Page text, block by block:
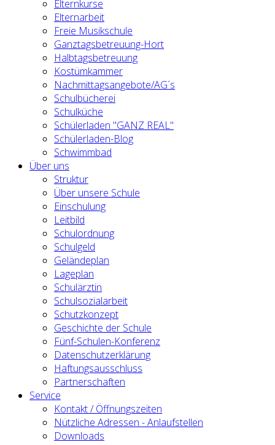
Elternkurse
Elternarbeit
Freie Musikschule
Ganztagsbetreuung-Hort
Halbtagsbetreuung
Kostümkammer
Nachmittagsangebote/AG´s
Schulbücherei
Schulküche
Schülerladen "GANZ REAL"
Schülerladen-Blog
Schwimmbad
Über uns
Struktur
Über unsere Schule
Einschulung
Leitbild
Schulordnung
Schulgeld
Geländeplan
Lageplan
Schulärztin
Schulsozialarbeit
Schutzkonzept
Geschichte der Schule
Fünf-Schulen-Konferenz
Datenschutzerklärung
Haftungsausschluss
Partnerschaften
Service
Kontakt / Öffnungszeiten
Nützliche Adressen - Anlaufstellen
Downloads